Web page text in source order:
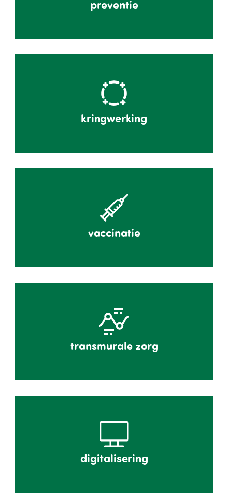
preventie
kringwerking
vaccinatie
transmurale zorg
digitalisering